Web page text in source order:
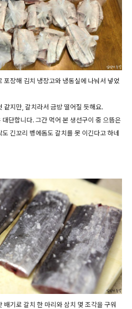
포장해 김치 냉장고와 냉동실에 나눠서 넣었
같지만, 갈치라서 금방 떨어질 듯해요.
대단합니다. 그간 먹어 본 생선구이 중 으뜸은
긴꼬리 벵에돔도 갈치를 못 이긴다고 하네
배기로 갈치 한 마리와 삼치 몇 조각을 구워